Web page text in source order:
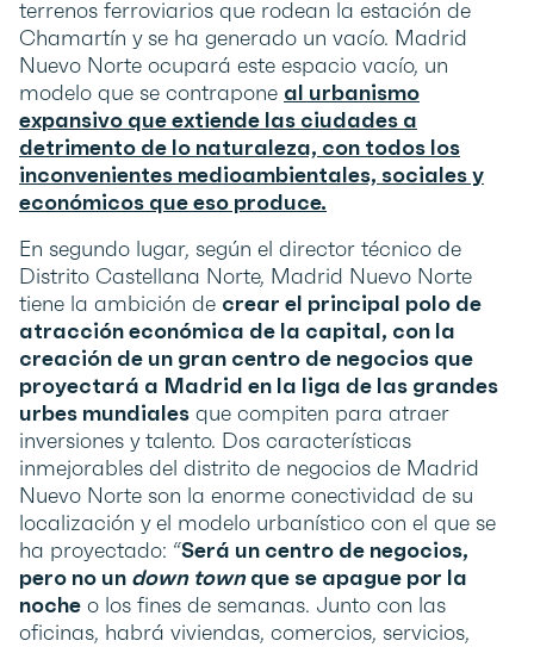
terrenos ferroviarios que rodean la estación de
Chamartín y se ha generado un vacío. Madrid
Nuevo Norte ocupará este espacio vacío, un
modelo que se contrapone al urbanismo
expansivo que extiende las ciudades a
detrimento de lo naturaleza, con todos los
inconvenientes medioambientales, sociales y
económicos que eso produce.
En segundo lugar, según el director técnico de
Distrito Castellana Norte, Madrid Nuevo Norte
tiene la ambición de crear el principal polo de
atracción económica de la capital, con la
creación de un gran centro de negocios que
proyectará a Madrid en la liga de las grandes
urbes mundiales que compiten para atraer
inversiones y talento. Dos características
inmejorables del distrito de negocios de Madrid
Nuevo Norte son la enorme conectividad de su
localización y el modelo urbanístico con el que se
ha proyectado: “Será un centro de negocios,
pero no un down townque se apague por la
noche o los fines de semanas. Junto con las
oficinas, habrá viviendas, comercios, servicios,